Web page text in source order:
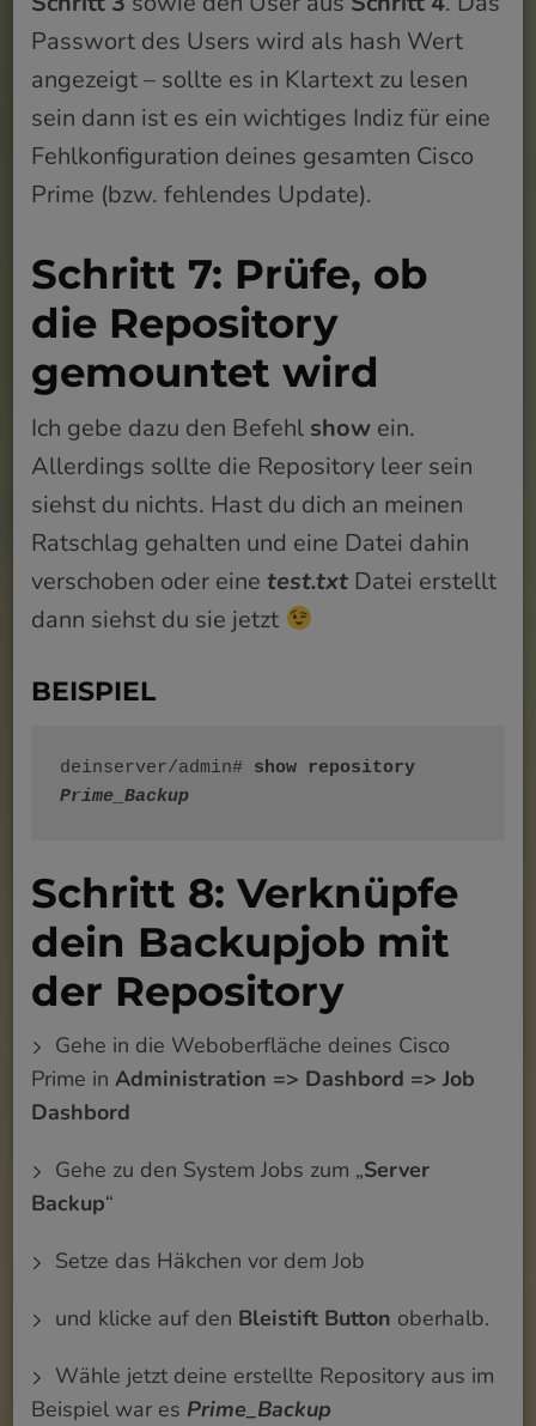
Passwort des Users wird als hash Wert
angezeigt – sollte es in Klartext zu lesen
sein dann ist es ein wichtiges Indiz für eine
Fehlkonfiguration deines gesamten Cisco
Prime (bzw. fehlendes Update).
Schritt 7: Prüfe, ob
die Repository
gemountet wird
Ich gebe dazu den Befehl show ein.
Allerdings sollte die Repository leer sein
siehst du nichts. Hast du dich an meinen
Ratschlag gehalten und eine Datei dahin
verschoben oder einetest.txt Datei erstellt
dann siehst du sie jetzt
BEISPIEL
deinserver/admin#
Prime_Backup
Schritt 8: Verknüpfe
dein Backupjob mit
der Repository
Gehe in die Weboberfläche deines Cisco
Prime inAdministration => Dashbord => Job
Dashbord
Gehe zu den System Jobs zum „Server
Backup“
Setze das Häkchen vor dem Job
und klicke auf den Bleistift Button oberhalb.
Wähle jetzt deine erstellte Repository aus im
Beispiel war es Prime_Backup